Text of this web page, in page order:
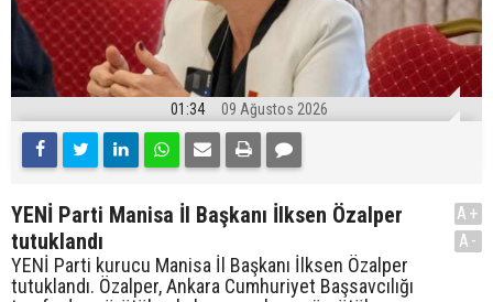
01:34 09 Ağustos 2026
YENİ Parti Manisa İl Başkanı İlksen Özalper
tutuklandı
YENİ Parti kurucu Manisa İl Başkanı İlksen Özalper
tutuklandı. Özalper, Ankara Cumhuriyet Başsavcılığı
A+
A-